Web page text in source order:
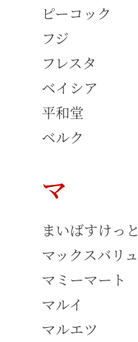
ピーコック
フジ
フレスタ
ベイシア
平和堂
ベルク
マ
まいばすけっと
マックスバリュ
マミーマート
マルイ
マルエツ